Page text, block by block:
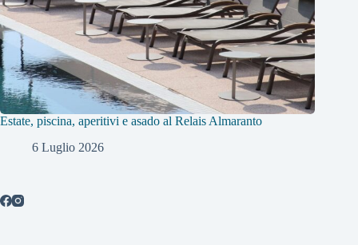
Estate, piscina, aperitivi e asado al Relais Almaranto
6 Luglio 2026